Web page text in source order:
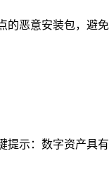
恶意安装包，避
示：数字资产具